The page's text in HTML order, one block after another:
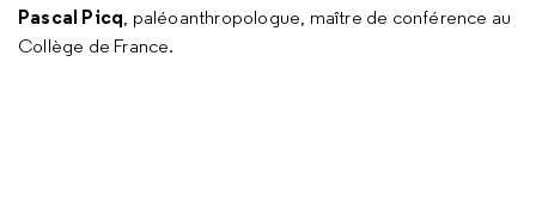
Pascal Picq, paléoanthropologue, maître de conférence au
Collège de France.